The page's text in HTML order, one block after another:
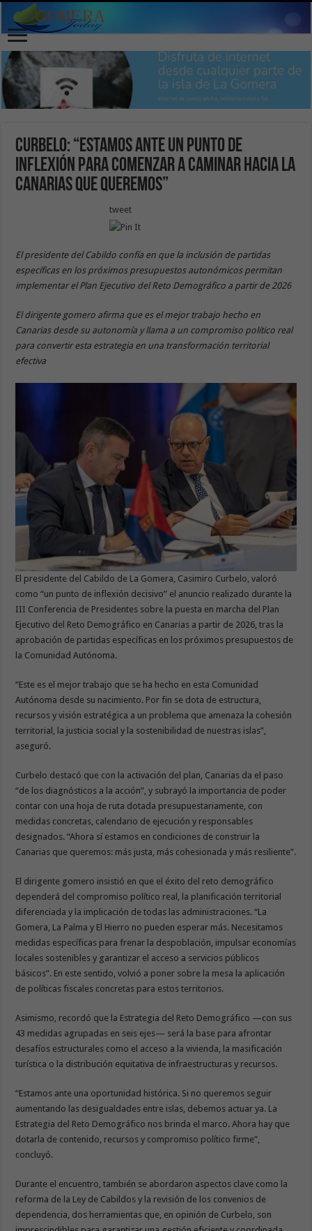
Curbelo: “Estamos ante un punto de
inflexión para comenzar a caminar hacia la
Canarias que queremos”
tweet
El presidente del Cabildo confía en que la inclusión de partidas
específicas en los próximos presupuestos autonómicos permitan
implementar el Plan Ejecutivo del Reto Demográfico a partir de 2026
El dirigente gomero afirma que es el mejor trabajo hecho en
Canarias desde su autonomía y llama a un compromiso político real
para convertir esta estrategia en una transformación territorial
efectiva
El presidente del Cabildo de La Gomera, Casimiro Curbelo, valoró
como “un punto de inflexión decisivo” el anuncio realizado durante la
III Conferencia de Presidentes sobre la puesta en marcha del Plan
Ejecutivo del Reto Demográfico en Canarias a partir de 2026, tras la
aprobación de partidas específicas en los próximos presupuestos de
la Comunidad Autónoma.
“Este es el mejor trabajo que se ha hecho en esta Comunidad
Autónoma desde su nacimiento. Por fin se dota de estructura,
recursos y visión estratégica a un problema que amenaza la cohesión
territorial, la justicia social y la sostenibilidad de nuestras islas”,
aseguró.
Curbelo destacó que con la activación del plan, Canarias da el paso
“de los diagnósticos a la acción”, y subrayó la importancia de poder
contar con una hoja de ruta dotada presupuestariamente, con
medidas concretas, calendario de ejecución y responsables
designados. “Ahora sí estamos en condiciones de construir la
Canarias que queremos: más justa, más cohesionada y más resiliente”.
El dirigente gomero insistió en que el éxito del reto demográfico
dependerá del compromiso político real, la planificación territorial
diferenciada y la implicación de todas las administraciones. “La
Gomera, La Palma y El Hierro no pueden esperar más. Necesitamos
medidas específicas para frenar la despoblación, impulsar economías
locales sostenibles y garantizar el acceso a servicios públicos
básicos”. En este sentido, volvió a poner sobre la mesa la aplicación
de políticas fiscales concretas para estos territorios.
Asimismo, recordó que la Estrategia del Reto Demográfico —con sus
43 medidas agrupadas en seis ejes— será la base para afrontar
desafíos estructurales como el acceso a la vivienda, la masificación
turística o la distribución equitativa de infraestructuras y recursos.
“Estamos ante una oportunidad histórica. Si no queremos seguir
aumentando las desigualdades entre islas, debemos actuar ya. La
Estrategia del Reto Demográfico nos brinda el marco. Ahora hay que
dotarla de contenido, recursos y compromiso político firme”,
concluyó.
Durante el encuentro, también se abordaron aspectos clave como la
reforma de la Ley de Cabildos y la revisión de los convenios de
dependencia, dos herramientas que, en opinión de Curbelo, son